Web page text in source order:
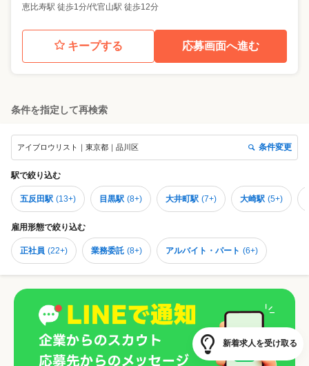
恵比寿駅 徒歩1分/代官山駅 徒歩12分
キープする 応募画面へ進む
条件を指定して再検索
アイブロウリスト｜東京都｜品川区 条件変更
駅で絞り込む
五反田駅 (13+) 目黒駅 (8+) 大井町駅 (7+) 大崎駅 (5+)
雇用形態で絞り込む
正社員 (22+) 業務委託 (8+) アルバイト・パート (6+)
新着求人を受け取る